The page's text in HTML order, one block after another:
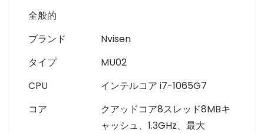
全般的
ブランド
Nvisen
タイプ
MU02
CPU
インテルコア i7-1065G7
コア
クアッドコア8スレッド8MBキ
ャッシュ、1.3GHz、最大